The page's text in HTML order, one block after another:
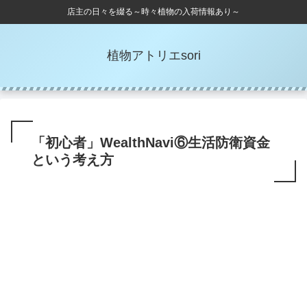
店主の日々を綴る～時々植物の入荷情報あり～
植物アトリエsori
「初心者」WealthNavi⑥生活防衛資金
という考え方